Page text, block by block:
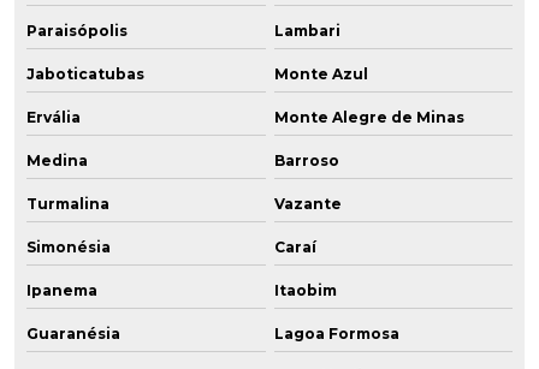
Paraisópolis Lambari
Jaboticatubas Monte Azul
Ervália Monte Alegre de Minas
Medina Barroso
Turmalina Vazante
Simonésia Caraí
Ipanema Itaobim
Guaranésia Lagoa Formosa